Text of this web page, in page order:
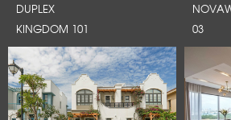
DUPLEX
KINGDOM 101
03